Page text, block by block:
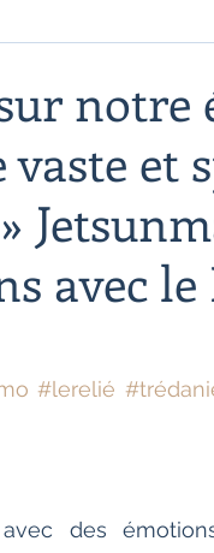
Essai
Bien-être
Bangladesh
notre
et
avec le
#lerelié
des